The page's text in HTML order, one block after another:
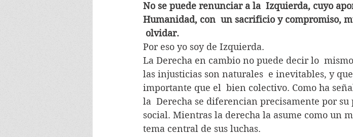
No se puede renunciar a la  Izquierda, cuyo
Humanidad, con  un sacrificio y compromiso,
olvidar.
Por eso yo soy de Izquierda.
La Derecha en cambio no puede decir lo
las injusticias son naturales  e inevitables, y
importante que el  bien colectivo. Como ha
la  Derecha se diferencian precisamente por
social. Mientras la derecha la asume como un
tema central de sus luchas.